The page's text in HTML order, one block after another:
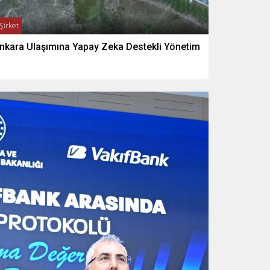
Şirket
Ulaşımına Yapay Zeka Destekli Yönetim